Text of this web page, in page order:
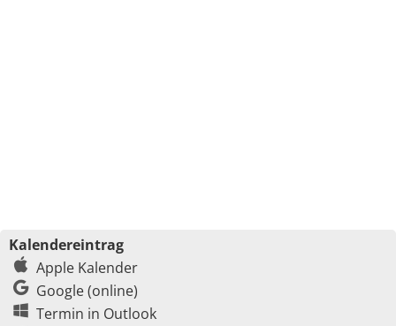
Kalendereintrag
Apple Kalender
Google (online)
Termin in Outlook